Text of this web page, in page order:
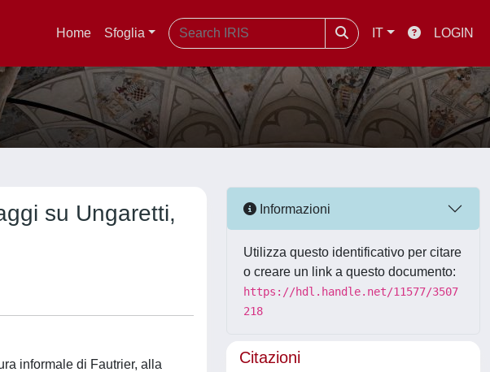
Home Sfoglia IT LOGIN
su Ungaretti,
informale di Fautrier, alla
Informazioni
Utilizza questo identificativo per citare
o creare un link a questo documento:
https://hdl.handle.net/11577/3507
218
Citazioni